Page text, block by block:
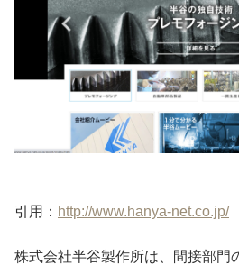
引用： http://www.hanya-net.co.jp/
株式会社半谷製作所は、間接部門